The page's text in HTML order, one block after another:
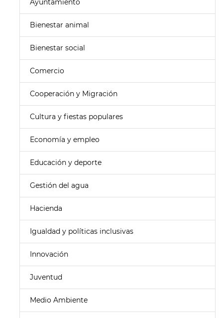
Ayuntamiento
Bienestar animal
Bienestar social
Comercio
Cooperación y Migración
Cultura y fiestas populares
Economía y empleo
Educación y deporte
Gestión del agua
Hacienda
Igualdad y políticas inclusivas
Innovación
Juventud
Medio Ambiente